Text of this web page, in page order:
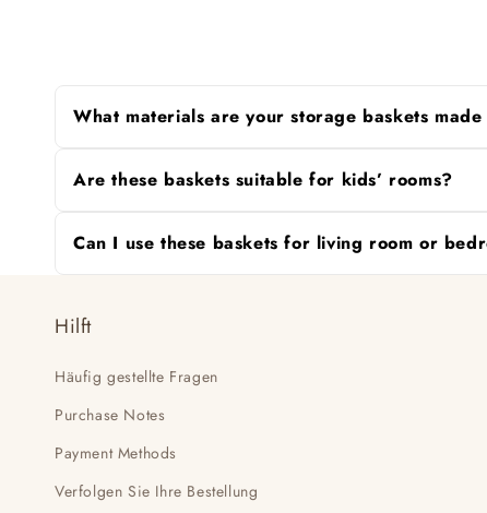
What materials are your storage baskets
Are these baskets suitable for kids’ rooms?
Can I use these baskets for living room or
Hilft
Häufig gestellte Fragen
Purchase Notes
Payment Methods
Verfolgen Sie Ihre Bestellung